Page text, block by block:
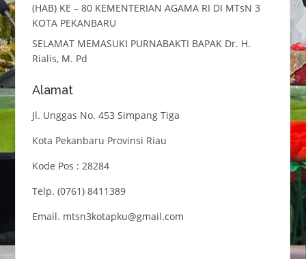
(HAB) KE – 80 KEMENTERIAN AGAMA RI DI MTsN 3
KOTA PEKANBARU
SELAMAT MEMASUKI PURNABAKTI BAPAK Dr. H.
Rialis, M. Pd
Alamat
Jl. Unggas No. 453 Simpang Tiga
Kota Pekanbaru Provinsi Riau
Kode Pos : 28284
Telp. (0761) 8411389
Email. mtsn3kotapku@gmail.com